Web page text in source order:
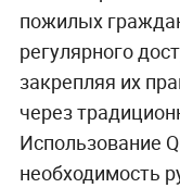
пожилых
регулярного
закрепляя их
через
Использование
необходимость